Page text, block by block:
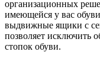
организационных
имеющейся у вас
выдвижные ящики с
позволяет исключить
стопок обуви.